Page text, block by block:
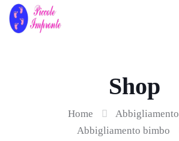
Shop
Home
Abbigliamento
Abbigliamento bimbo